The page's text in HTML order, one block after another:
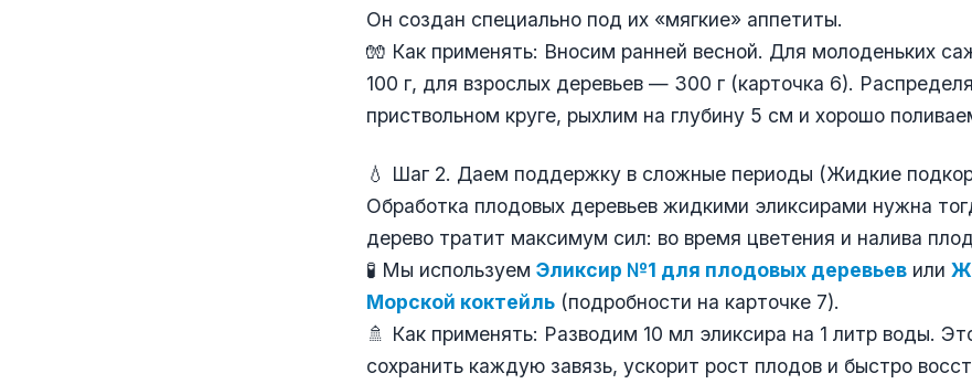
Он создан специально под их «мягкие» аппетиты.
🧤 Как применять: Вносим ранней весной. Для молоденьких
100 г, для взрослых деревьев — 300 г (карточка 6).
приствольном круге, рыхлим на глубину 5 см и хорошо
💧 Шаг 2. Даем поддержку в сложные периоды (Жидкие
Обработка плодовых деревьев жидкими эликсирами нужна
дерево тратит максимум сил: во время цветения и налива
🧪 Мы используем Эликсир №1 для плодовых деревьев или
Морской коктейль (подробности на карточке 7).
🚿 Как применять: Разводим 10 мл эликсира на 1 литр воды.
сохранить каждую завязь, ускорит рост плодов и быстро